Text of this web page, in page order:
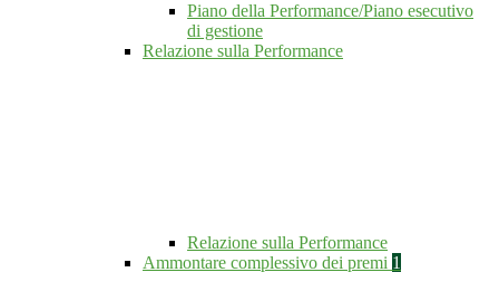
Piano della Performance/Piano esecutivo
di gestione
Relazione sulla Performance
Relazione sulla Performance
Ammontare complessivo dei premi 1